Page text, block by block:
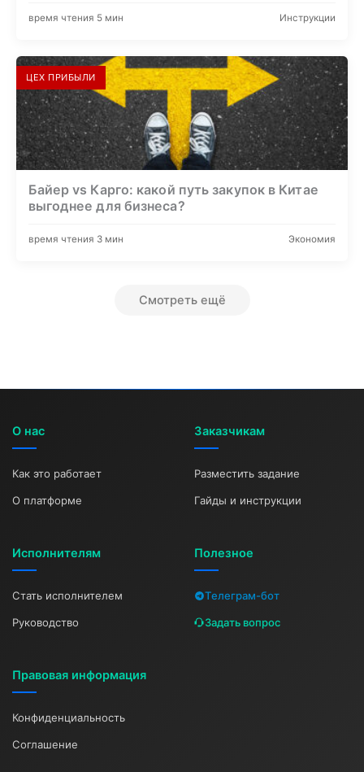
время чтения 5 мин Инструкции
ЦЕХ ПРИБЫЛИ
Байер vs Карго: какой путь закупок в Китае
выгоднее для бизнеса?
время чтения 3 мин Экономия
Смотреть ещё
О нас
Как это работает
О платформе
Заказчикам
Разместить задание
Гайды и инструкции
Исполнителям
Стать исполнителем
Руководство
Полезное
Телеграм-бот
Задать вопрос
Правовая информация
Конфиденциальность
Соглашение